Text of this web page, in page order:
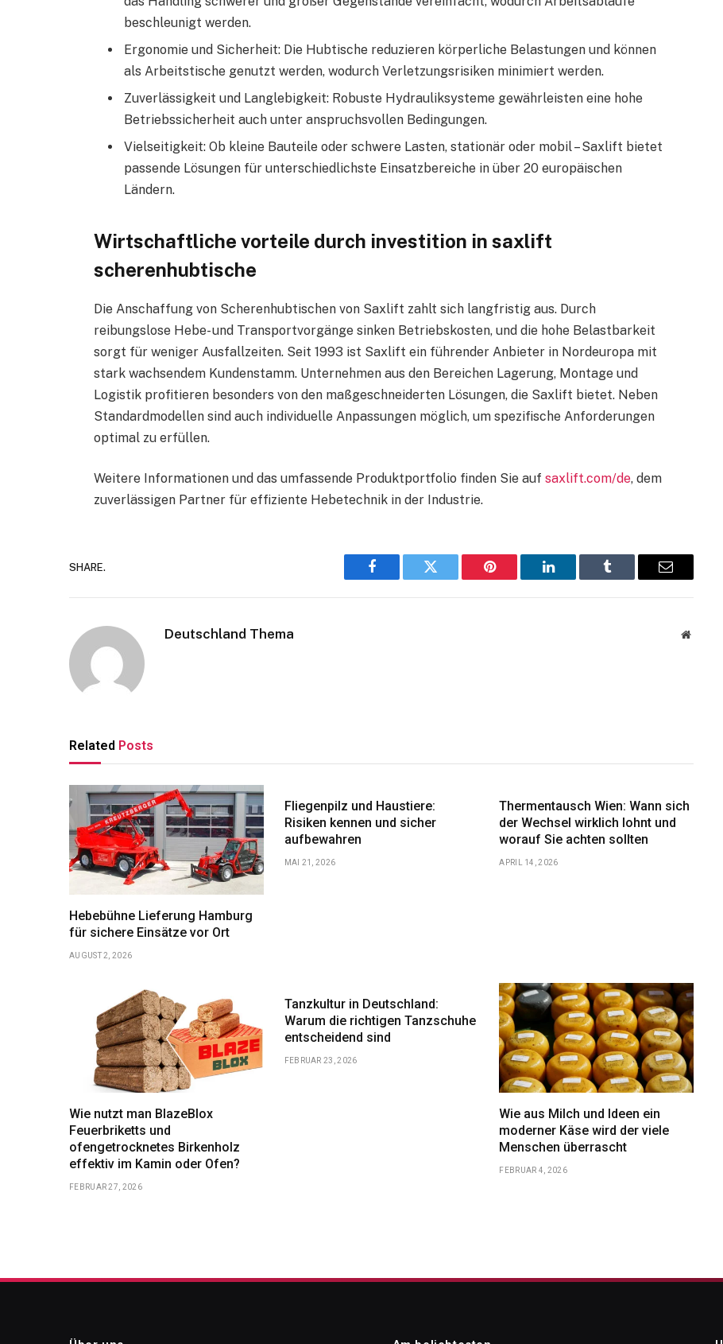
beschleunigt werden.
Ergonomie und Sicherheit: Die Hubtische reduzieren körperliche Belastungen und können
als Arbeitstische genutzt werden, wodurch Verletzungsrisiken minimiert werden.
Zuverlässigkeit und Langlebigkeit: Robuste Hydrauliksysteme gewährleisten eine hohe
Betriebssicherheit auch unter anspruchsvollen Bedingungen.
Vielseitigkeit: Ob kleine Bauteile oder schwere Lasten, stationär oder mobil – Saxlift bietet
passende Lösungen für unterschiedlichste Einsatzbereiche in über 20 europäischen
Ländern.
Wirtschaftliche vorteile durch investition in saxlift
scherenhubtische
Die Anschaffung von Scherenhubtischen von Saxlift zahlt sich langfristig aus. Durch
reibungslose Hebe- und Transportvorgänge sinken Betriebskosten, und die hohe Belastbarkeit
sorgt für weniger Ausfallzeiten. Seit 1993 ist Saxlift ein führender Anbieter in Nordeuropa mit
stark wachsendem Kundenstamm. Unternehmen aus den Bereichen Lagerung, Montage und
Logistik profitieren besonders von den maßgeschneiderten Lösungen, die Saxlift bietet. Neben
Standardmodellen sind auch individuelle Anpassungen möglich, um spezifische Anforderungen
optimal zu erfüllen.
Weitere Informationen und das umfassende Produktportfolio finden Sie auf saxlift.com/de, dem
zuverlässigen Partner für effiziente Hebetechnik in der Industrie.
SHARE.
Facebook Twitter Pinterest LinkedIn Tumblr Email
Deutschland Thema Website
Related Posts
Hebebühne Lieferung Hamburg
für sichere Einsätze vor Ort
AUGUST 2, 2026
Fliegenpilz und Haustiere:
Risiken kennen und sicher
aufbewahren
MAI 21, 2026
Thermentausch Wien: Wann sich
der Wechsel wirklich lohnt und
worauf Sie achten sollten
APRIL 14, 2026
Wie nutzt man BlazeBlox
Feuerbriketts und
ofengetrocknetes Birkenholz
effektiv im Kamin oder Ofen?
FEBRUAR 27, 2026
Tanzkultur in Deutschland:
Warum die richtigen Tanzschuhe
entscheidend sind
FEBRUAR 23, 2026
Wie aus Milch und Ideen ein
moderner Käse wird der viele
Menschen überrascht
FEBRUAR 4, 2026